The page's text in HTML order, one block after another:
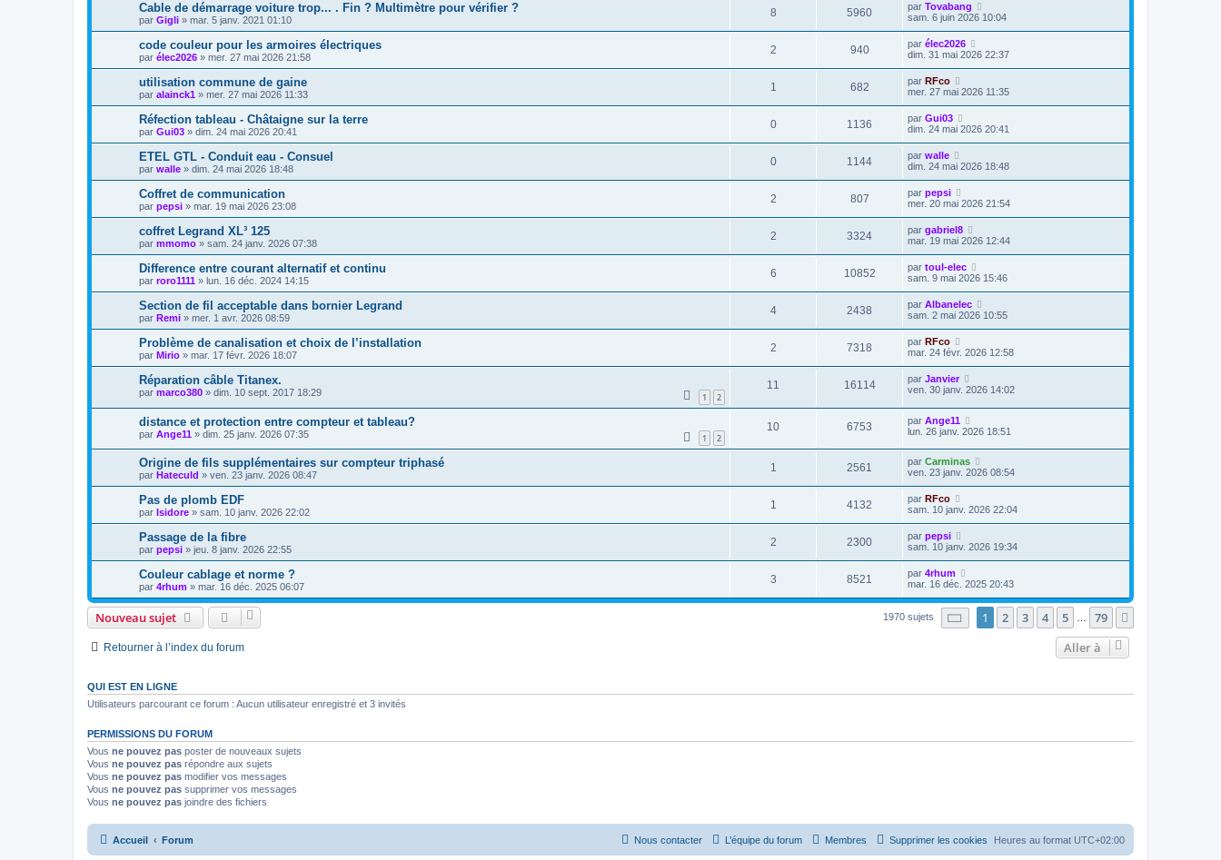
Cable de démarrage voiture trop... . Fin ? Multimètre pour vérifier ?
par Gigli » mar. 5 janv. 2021 01:10
8 5960 par Tovabang
sam. 6 juin 2026 10:04
code couleur pour les armoires électriques
par élec2026 » mer. 27 mai 2026 21:58
2 940 par élec2026
dim. 31 mai 2026 22:37
utilisation commune de gaine
par alainck1 » mer. 27 mai 2026 11:33
1 682 par RFco
mer. 27 mai 2026 11:35
Réfection tableau - Châtaigne sur la terre
par Gui03 » dim. 24 mai 2026 20:41
0 1136 par Gui03
dim. 24 mai 2026 20:41
ETEL GTL - Conduit eau - Consuel
par walle » dim. 24 mai 2026 18:48
0 1144 par walle
dim. 24 mai 2026 18:48
Coffret de communication
par pepsi » mar. 19 mai 2026 23:08
2 807 par pepsi
mer. 20 mai 2026 21:54
coffret Legrand XL³ 125
par mmomo » sam. 24 janv. 2026 07:38
2 3324 par gabriel8
mar. 19 mai 2026 12:44
Difference entre courant alternatif et continu
par roro1111 » lun. 16 déc. 2024 14:15
6 10852 par toul-elec
sam. 9 mai 2026 15:46
Section de fil acceptable dans bornier Legrand
par Remi » mer. 1 avr. 2026 08:59
4 2438 par Albanelec
sam. 2 mai 2026 10:55
Problème de canalisation et choix de l’installation
par Mirio » mar. 17 févr. 2026 18:07
2 7318 par RFco
mar. 24 févr. 2026 12:58
Réparation câble Titanex.
par marco380 » dim. 10 sept. 2017 18:29 1 2
11 16114 par Janvier
ven. 30 janv. 2026 14:02
distance et protection entre compteur et tableau?
par Ange11 » dim. 25 janv. 2026 07:35 1 2
10 6753 par Ange11
lun. 26 janv. 2026 18:51
Origine de fils supplémentaires sur compteur triphasé
par Hateculd » ven. 23 janv. 2026 08:47
1 2561 par Carminas
ven. 23 janv. 2026 08:54
Pas de plomb EDF
par Isidore » sam. 10 janv. 2026 22:02
1 4132 par RFco
sam. 10 janv. 2026 22:04
Passage de la fibre
par pepsi » jeu. 8 janv. 2026 22:55
2 2300 par pepsi
sam. 10 janv. 2026 19:34
Couleur cablage et norme ?
par 4rhum » mar. 16 déc. 2025 06:07
3 8521 par 4rhum
mar. 16 déc. 2025 20:43
Nouveau sujet 1970 sujets Page sur79
1 2 3 4 5 … 79
Retourner à l’index du forum Aller à
QUI EST EN LIGNE
Utilisateurs parcourant ce forum : Aucun utilisateur enregistré et 3 invités
PERMISSIONS DU FORUM
Vous ne pouvez pas poster de nouveaux sujets
Vous ne pouvez pas répondre aux sujets
Vous ne pouvez pas modifier vos messages
Vous ne pouvez pas supprimer vos messages
Vous ne pouvez pas joindre des fichiers
Accueil Forum Heures au format UTC+02:00
Supprimer les cookies
Membres
L’équipe du forum
Nous contacter